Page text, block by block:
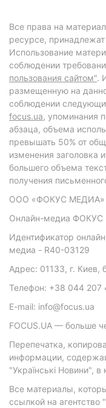
Все права на
ресурсе,
Использование
соблюдении
пользования сайтом".
размещенную на
соблюдении
focus.ua, упоминания
абзаца, объема
превышать 50% от
изменения заголовка
большего объема
получения
ООО «ФОКУС МЕДИА»
Онлайн-медиа ФОКУС
Идентификатор
медиа - R40-03129
Адрес: 01133, г. Киев,
Телефон: +38 044 207
E-mail: info@focus.ua
FOCUS.UA — больше
Перепечатка,
информации,
"Українські Новини",
Все материалы,
ссылкой на